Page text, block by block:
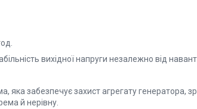
вихідної напруги незалежно від
яка забезпечує захист агрегату генератора,
й нерівну.